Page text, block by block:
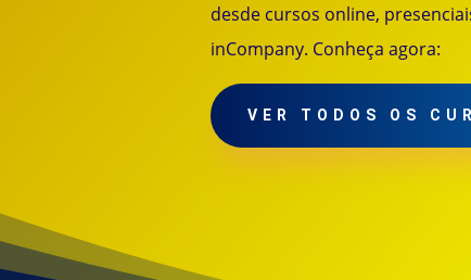
desde cursos online,
inCompany. Conheça agora:
VER TODOS OS